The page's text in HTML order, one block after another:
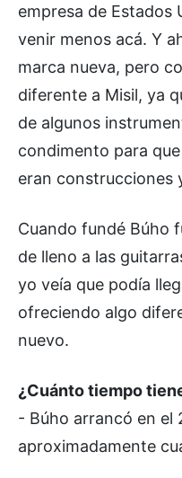
empresa de Estados
venir menos acá. Y
marca nueva, pero
diferente a Misil, ya
de algunos
condimento para
eran construcciones
Cuando fundé Búho
de lleno a las
yo veía que podía
ofreciendo algo
nuevo.
¿Cuánto tiempo
- Búho arrancó en el
aproximadamente